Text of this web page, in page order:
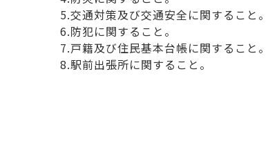
5.交通対策及び交通安全に関すること。
6.防犯に関すること。
7.戸籍及び住民基本台帳に関すること。
8.駅前出張所に関すること。